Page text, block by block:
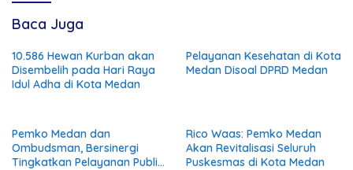
Baca Juga
10.586 Hewan Kurban akan
Disembelih pada Hari Raya
Idul Adha di Kota Medan
Pelayanan Kesehatan di Kota
Medan Disoal DPRD Medan
Pemko Medan dan
Ombudsman, Bersinergi
Tingkatkan Pelayanan Publik
Rico Waas: Pemko Medan
Akan Revitalisasi Seluruh
Puskesmas di Kota Medan